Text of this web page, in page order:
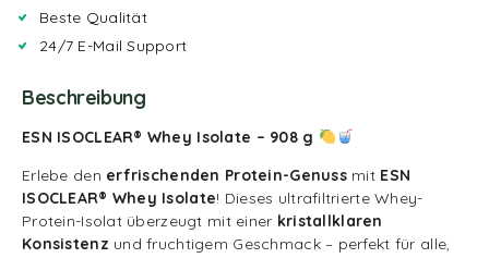
Beste Qualität
24/7 E-Mail Support
Beschreibung
ESN ISOCLEAR® Whey Isolate – 908 g
Erlebe den erfrischenden Protein-Genussmit ESN
ISOCLEAR® Whey Isolate! Dieses ultrafiltrierte Whey-
Protein-Isolat überzeugt mit einer kristallklaren
Konsistenz und fruchtigem Geschmack – perfekt für alle,